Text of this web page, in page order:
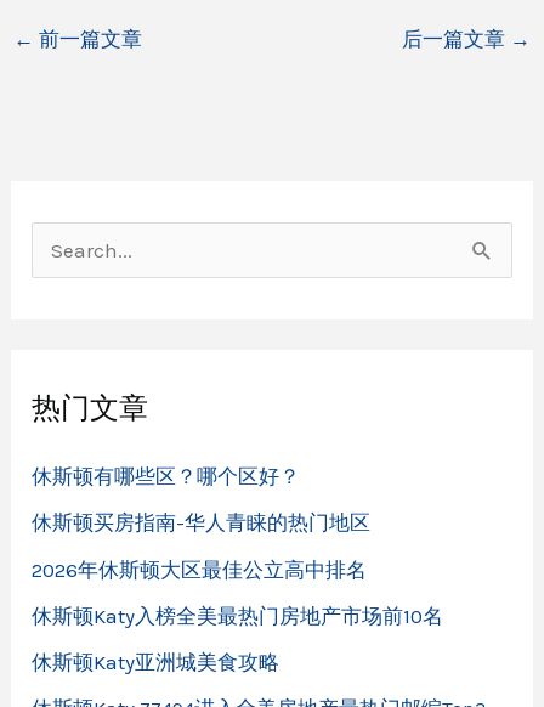
← 前一篇文章 后一篇文章 →
索
热门文章
休斯顿有哪些区？哪个区好？
休斯顿买房指南-华人青睐的热门地区
2026年休斯顿大区最佳公立高中排名
休斯顿Katy入榜全美最热门房地产市场前10名
休斯顿Katy亚洲城美食攻略